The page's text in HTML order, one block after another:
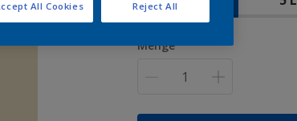
Menge
Reject All
All Cookies